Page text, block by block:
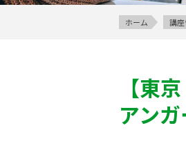
ホーム 講
【東
アン